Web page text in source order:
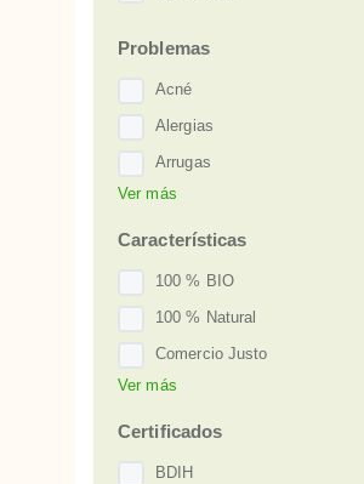
Maison Karité
Novexpert
Sea·Line
SensiSana
Yipsophilia
Problemas
Acné
Alergias
Arrugas
Bolsas
Cicatrices
Cuperosis
Dermatitis o eczema
Envejecimiento
Flacidez
Ver más
Características
100 % BIO
100 % Natural
Comercio Justo
Embarazo y lactancia
Hipoalergénico
Premiado
Ver más
Certificados
BDIH